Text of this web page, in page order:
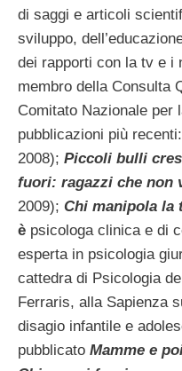
di saggi e articoli
sviluppo,
dei rapporti con la tv e i
membro della Consulta
Comitato Nazionale per
pubblicazioni più recenti:
2008); Piccoli bulli
fuori: ragazzi che non
2009); Chi manipola la
è psicologa clinica e di
esperta in psicologia
cattedra di Psicologia
Ferraris, alla Sapienza
disagio infantile e
pubblicato Mamme e